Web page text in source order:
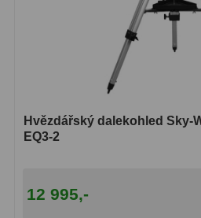
Hvězdářský dalekohled Sky-
EQ3-2
12 995,-